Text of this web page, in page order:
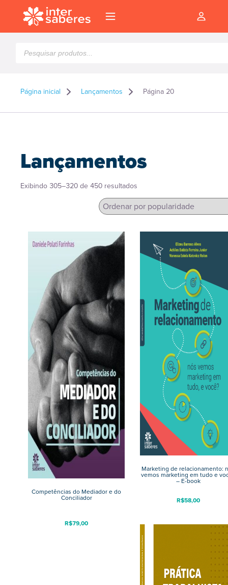
produtos
Página inicial Lançamentos Página 20
Lançamentos
Exibindo 305–320 de 450 resultados
popularidade
Competências do Mediador e do
Conciliador
R$79,00
Marketing de relacionamento:
vemos marketing em tudo e
– E-book
R$58,00